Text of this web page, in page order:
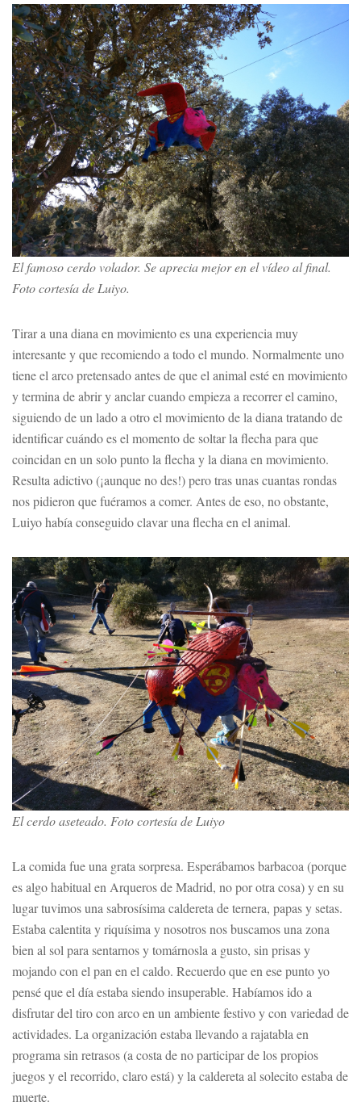
El famoso cerdo volador. Se aprecia mejor en el vídeo al final.
Foto cortesía de Luiyo.
Tirar a una diana en movimiento es una experiencia muy
interesante y que recomiendo a todo el mundo. Normalmente uno
tiene el arco pretensado antes de que el animal esté en movimiento
y termina de abrir y anclar cuando empieza a recorrer el camino,
siguiendo de un lado a otro el movimiento de la diana tratando de
identificar cuándo es el momento de soltar la flecha para que
coincidan en un solo punto la flecha y la diana en movimiento.
Resulta adictivo (¡aunque no des!) pero tras unas cuantas rondas
nos pidieron que fuéramos a comer. Antes de eso, no obstante,
Luiyo había conseguido clavar una flecha en el animal.
El cerdo aseteado. Foto cortesía de Luiyo
La comida fue una grata sorpresa. Esperábamos barbacoa (porque
es algo habitual en Arqueros de Madrid, no por otra cosa) y en su
lugar tuvimos una sabrosísima caldereta de ternera, papas y setas.
Estaba calentita y riquísima y nosotros nos buscamos una zona
bien al sol para sentarnos y tomárnosla a gusto, sin prisas y
mojando con el pan en el caldo. Recuerdo que en ese punto yo
pensé que el día estaba siendo insuperable. Habíamos ido a
disfrutar del tiro con arco en un ambiente festivo y con variedad de
actividades. La organización estaba llevando a rajatabla en
programa sin retrasos (a costa de no participar de los propios
juegos y el recorrido, claro está) y la caldereta al solecito estaba de
muerte.